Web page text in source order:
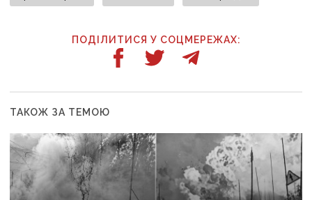
ПОДІЛИТИСЯ У СОЦМЕРЕЖАХ:
ТАКОЖ ЗА ТЕМОЮ